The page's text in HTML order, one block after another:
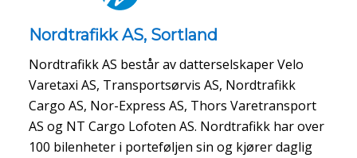
Nordtrafikk AS, Sortland
Nordtrafikk AS består av datterselskaper Velo
Varetaxi AS, Transportsørvis AS, Nordtrafikk
Cargo AS, Nor-Express AS, Thors Varetransport
AS og NT Cargo Lofoten AS. Nordtrafikk har over
100 bilenheter i porteføljen sin og kjører daglig